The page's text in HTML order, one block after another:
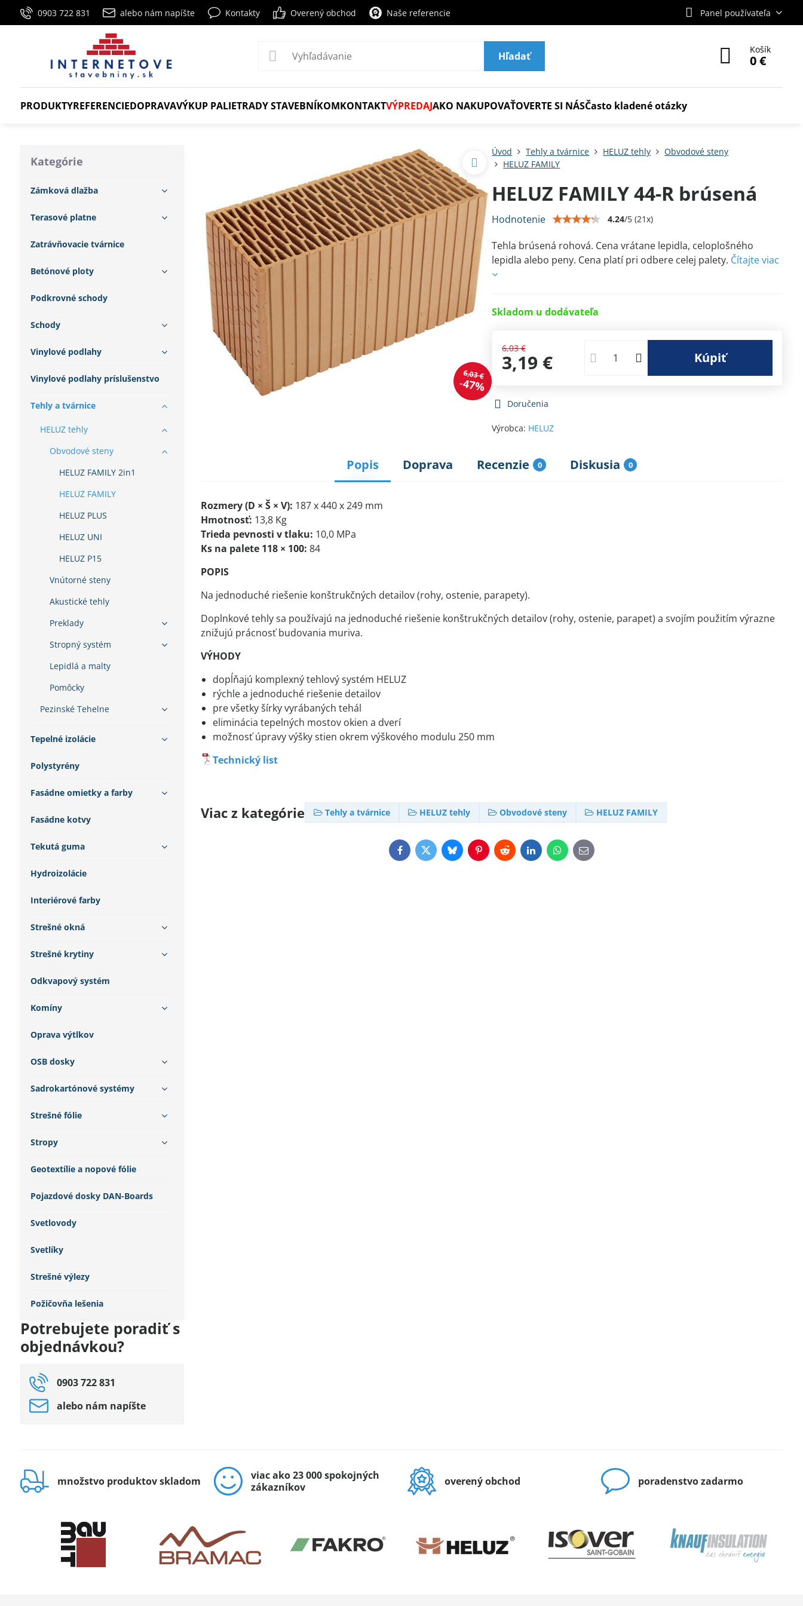
0903 722 831 alebo nám napíšte Kontakty Overený obchod Naše referencie Panel používateľa
Hľadať
Košík
0 €
PRODUKTYREFERENCIEDOPRAVAVÝKUP PALIETRADY STAVEBNÍKOMKONTAKTVÝPREDAJAKO NAKUPOVAŤOVERTE SI NÁSČasto kladené otázky
6,03 €
47%
Úvod Tehly a tvárnice HELUZ tehly
Obvodové steny
HELUZ FAMILY
HELUZ FAMILY 44-R brúsená
Hodnotenie 4.24/5 (21x)
Tehla brúsená rohová. Cena vrátane lepidla, celoplošného
lepidla alebo peny. Cena platí pri odbere celej palety. Čítajte viac
Skladom u dodávateľa
6,03 €
3,19 € Kúpiť
Doručenia
Výrobca: HELUZ
Popis Doprava Recenzie 0 Diskusia 0
Rozmery (D × Š × V): 187 x 440 x 249 mm
Hmotnosť: 13,8 Kg
Trieda pevnosti v tlaku: 10,0 MPa
Ks na palete 118 × 100: 84
POPIS
Na jednoduché riešenie konštrukčných detailov (rohy, ostenie, parapety).
Doplnkové tehly sa používajú na jednoduché riešenie konštrukčných detailov (rohy, ostenie, parapet) a svojím použitím výrazne
znižujú prácnosť budovania muriva.
VÝHODY
dopĺňajú komplexný tehlový systém HELUZ
rýchle a jednoduché riešenie detailov
pre všetky šírky vyrábaných tehál
eliminácia tepelných mostov okien a dverí
možnosť úpravy výšky stien okrem výškového modulu 250 mm
Technický list
Viac z kategórie Tehly a tvárnice HELUZ tehly Obvodové steny HELUZ FAMILY
FacebookTwitterBlueskyPinterestRedditLinkedInWhatsApp
E-
mail
Kategórie
Zámková dlažba
Terasové platne
Zatrávňovacie tvárnice
Betónové ploty
Podkrovné schody
Schody
Vinylové podlahy
Vinylové podlahy príslušenstvo
Tehly a tvárnice
HELUZ tehly
Obvodové steny
HELUZ FAMILY 2in1
HELUZ FAMILY
HELUZ PLUS
HELUZ UNI
HELUZ P15
Vnútorné steny
Akustické tehly
Preklady
Stropný systém
Lepidlá a malty
Pomôcky
Pezinské Tehelne
Tepelné izolácie
Polystyrény
Fasádne omietky a farby
Fasádne kotvy
Tekutá guma
Hydroizolácie
Interiérové farby
Strešné okná
Strešné krytiny
Odkvapový systém
Komíny
Oprava výtlkov
OSB dosky
Sadrokartónové systémy
Strešné fólie
Stropy
Geotextílie a nopové fólie
Pojazdové dosky DAN-Boards
Svetlovody
Svetlíky
Strešné výlezy
Požičovňa lešenia
Potrebujete poradiť s
objednávkou?
0903 722 831
alebo nám napíšte
množstvo produktov skladom
viac ako 23 000 spokojných
zákazníkov
overený obchod poradenstvo zadarmo